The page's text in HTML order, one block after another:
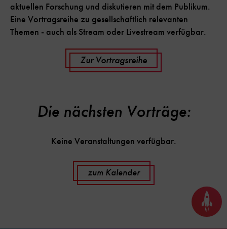
aktuellen Forschung und diskutieren mit dem Publikum.
Eine Vortragsreihe zu gesellschaftlich relevanten
Themen - auch als Stream oder Livestream verfügbar.
Zur Vortragsreihe
Die nächsten Vorträge:
Keine Veranstaltungen verfügbar.
zum Kalender
Seite
nach
oben